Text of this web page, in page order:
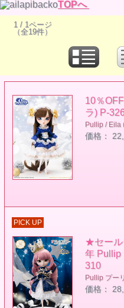
TOPへ
1 / 1ページ
（全19件）
10％
ラ) P-
Pullip / Eila
価格：
PICK UP
★セール
年 Pullip
310
Pullip プー
価格：